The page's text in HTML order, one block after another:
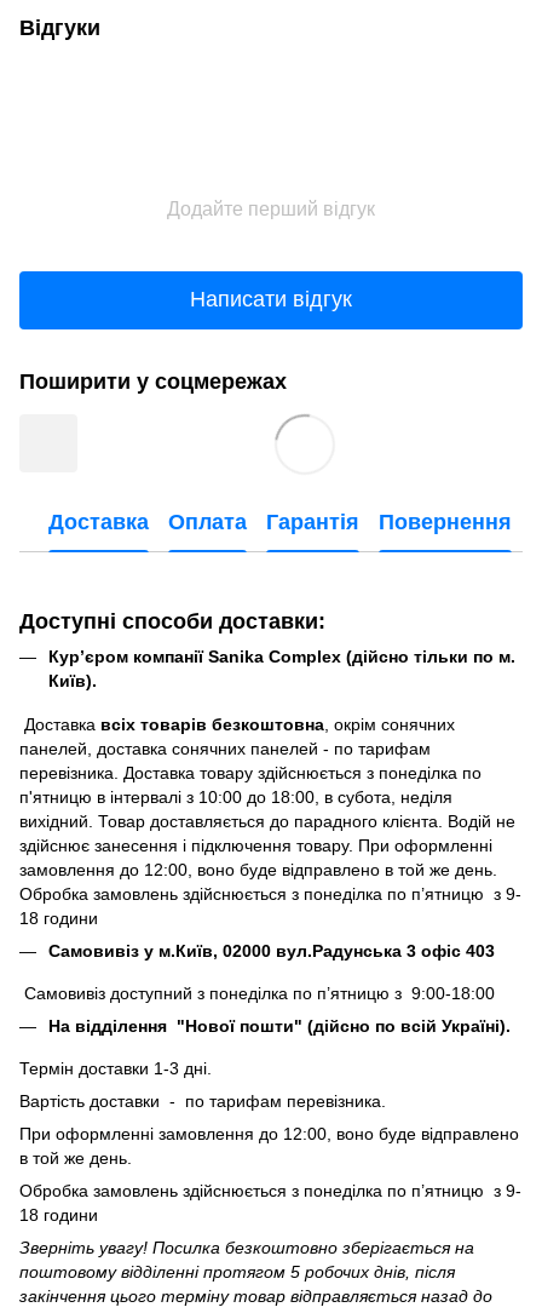
Відгуки
Додайте перший відгук
Написати відгук
Поширити у соцмережах
Доставка Оплата Гарантія Повернення
Доступні способи доставки:
Кур’єром компанії Sanika Complex (дійсно тільки по м.
Київ).
Доставка всіх товарів безкоштовна , окрім сонячних
панелей, доставка сонячних панелей - по тарифам
перевізника. Доставка товару здійснюється з понеділка по
п'ятницю в інтервалі з 10:00 до 18:00, в субота, неділя
вихідний. Товар доставляється до парадного клієнта. Водій не
здійснює занесення і підключення товару. При оформленні
замовлення до 12:00, воно буде відправлено в той же день.
Обробка замовлень здійснюється з понеділка по п’ятницю з 9-
18 години
Самовивіз у м.Київ, 02000 вул.Радунська 3 офіс 403
Самовивіз доступний з понеділка по п’ятницю з 9:00-18:00
На відділення "Нової пошти" (дійсно по всій Україні).
Термін доставки 1-3 дні.
Вартість доставки - по тарифам перевізника.
При оформленні замовлення до 12:00, воно буде відправлено
в той же день.
Обробка замовлень здійснюється з понеділка по п’ятницю з 9-
18 години
Зверніть увагу! Посилка безкоштовно зберігається на
поштовому відділенні протягом 5 робочих днів, після
закінчення цього терміну товар відправляється назад до